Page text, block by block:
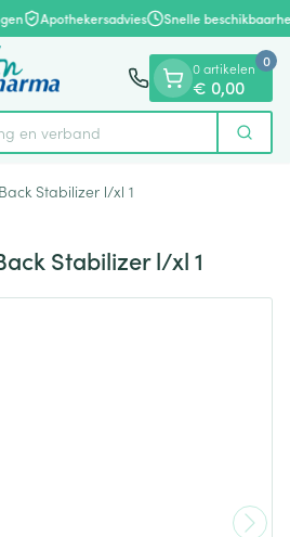
Apothekersadvies Snelle
en verband Zoek
0 artikelen
€ 0,00
0
Stabilizer l/xl 1
Stabilizer l/xl 1